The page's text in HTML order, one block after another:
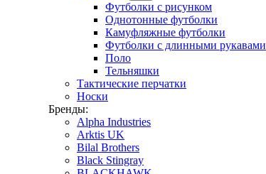
Футболки с рисунком
Однотонные футболки
Камуфляжные футболки
Футболки с длинными рукавами
Поло
Тельняшки
Тактические перчатки
Носки
Бренды:
Alpha Industries
Arktis UK
Bilal Brothers
Black Stingray